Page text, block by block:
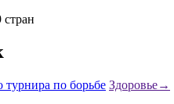
Здоровье→